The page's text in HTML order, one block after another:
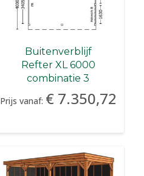
Buitenverblijf
Refter XL 6000
combinatie 3
Prijs vanaf: € 7.350,72